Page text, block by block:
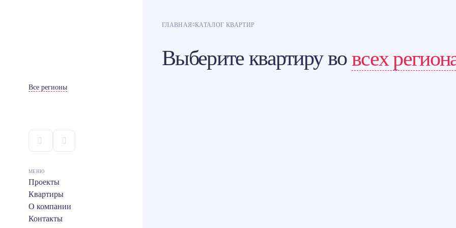
Все регионы
МЕНЮ
Проекты
Квартиры
О компании
Контакты
ГЛАВНАЯ КАТАЛОГ КВАРТИР
Выберите квартиру вовсех